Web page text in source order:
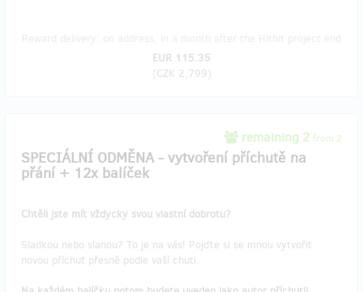
EUR 115.35
(CZK 2,799)
remaining 2 from 2
SPECIÁLNÍ ODMĚNA - vytvoření příchutě na
přání + 12x balíček
Chtěli jste mít vždycky svou vlastní dobrotu?
Sladkou nebo slanou? To je na vás! Pojďte si se mnou vytvořit
novou příchuť přesně podle vaší chuti.